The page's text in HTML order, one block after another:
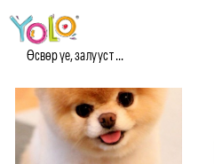
Өсвөр үе, залууст ...
#НОХОЙ МЭДЭЭ